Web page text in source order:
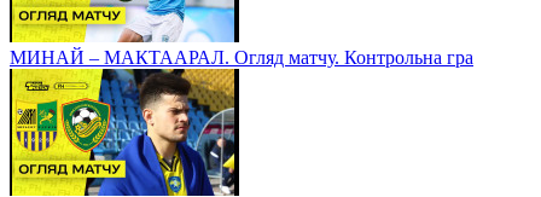
МИНАЙ – МАКТААРАЛ. Огляд матчу. Контрольна гра